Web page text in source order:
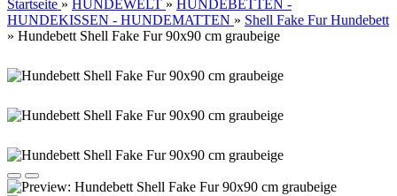
Startseite » HUNDEWELT » HUNDEBETTEN -
HUNDEKISSEN - HUNDEMATTEN » Shell Fake Fur Hundebett
» Hundebett Shell Fake Fur 90x90 cm graubeige